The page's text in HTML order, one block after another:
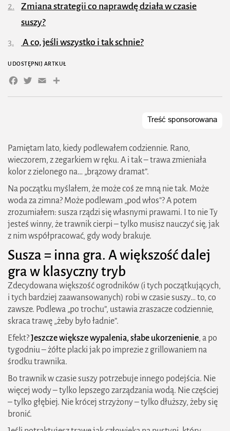
Pamiętam lato, kiedy podlewałem codziennie. Rano,
wieczorem, z zegarkiem w ręku. A i tak – trawa zmieniała
kolor z zielonego na… „brązowy dramat”.
Na początku myślałem, że może coś ze mną nie tak. Może
woda za zimna? Może podlewam „pod włos”? A potem
zrozumiałem: susza rządzi się własnymi prawami. I to nie Ty
jesteś winny, że trawnik cierpi – tylko musisz nauczyć się, jak
z nim współpracować, gdy wody brakuje.
Susza = inna gra. A większość dalej
gra w klasyczny tryb
Zdecydowana większość ogrodników (i tych początkujących,
i tych bardziej zaawansowanych) robi w czasie suszy… to, co
zawsze. Podlewa „po trochu”, ustawia zraszacze codziennie,
skraca trawę „żeby było ładnie”.
Efekt?Jeszcze większe wypalenia, słabe ukorzenienie, a po
tygodniu – żółte placki jak po imprezie z grillowaniem na
środku trawnika.
Bo trawnik w czasie suszy potrzebuje innego podejścia. Nie
więcej wody – tylko lepszego zarządzania wodą. Nie częściej
– tylko głębiej. Nie krócej strzyżony – tylko dłuższy, żeby się
bronić.
Zmiana strategii co naprawdę działa w czasie
suszy?
A co, jeśli wszystko i tak schnie?
UDOSTĘPNIJ ARTKUŁ
Facebook
Twitter
EmailShare